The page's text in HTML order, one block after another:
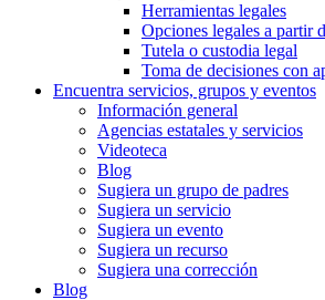
Herramientas legales
Opciones legales a partir
Tutela o custodia legal
Toma de decisiones con
Encuentra servicios, grupos y eventos
Información general
Agencias estatales y servicios
Videoteca
Blog
Sugiera un grupo de padres
Sugiera un servicio
Sugiera un evento
Sugiera un recurso
Sugiera una corrección
Blog